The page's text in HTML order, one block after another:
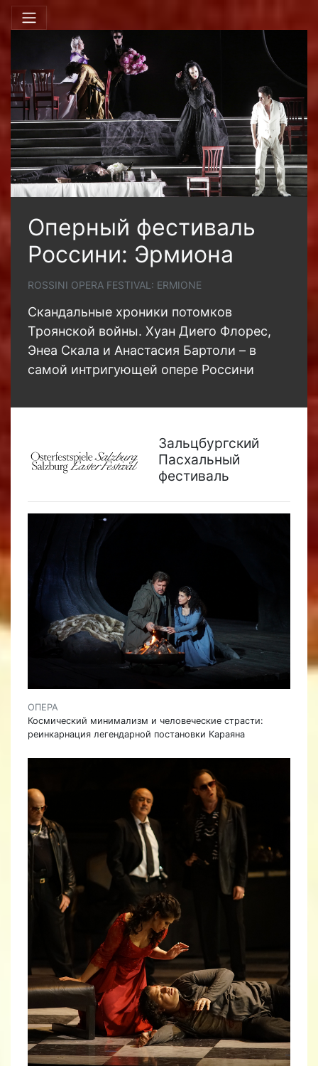
Оперный фестиваль
Россини: Эрмиона
ROSSINI OPERA FESTIVAL: ERMIONE
Скандальные хроники потомков
Троянской войны. Хуан Диего Флорес,
Энеа Скала и Анастасия Бартоли – в
самой интригующей опере Россини
Зальцбургский
Пасхальный
фестиваль
ОПЕРА
Космический минимализм и человеческие страсти:
реинкарнация легендарной постановки Караяна